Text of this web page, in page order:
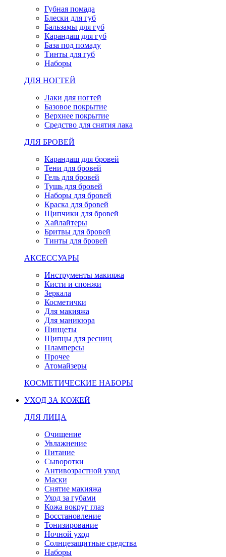
Губная помада
Блески для губ
Бальзамы для губ
Карандаш для губ
База под помаду
Тинты для губ
Наборы
ДЛЯ НОГТЕЙ
Лаки для ногтей
Базовое покрытие
Верхнее покрытие
Средство для снятия лака
ДЛЯ БРОВЕЙ
Карандаш для бровей
Тени для бровей
Гель для бровей
Тушь для бровей
Наборы для бровей
Краска для бровей
Щипчики для бровей
Хайлайтеры
Бритвы для бровей
Тинты для бровей
АКСЕССУАРЫ
Инструменты макияжа
Кисти и спонжи
Зеркала
Косметички
Для макияжа
Для маникюра
Пинцеты
Щипцы для ресниц
Пламперсы
Прочее
Атомайзеры
КОСМЕТИЧЕСКИЕ НАБОРЫ
УХОД ЗА КОЖЕЙ
ДЛЯ ЛИЦА
Очищение
Увлажнение
Питание
Сыворотки
Антивозрастной уход
Маски
Снятие макияжа
Уход за губами
Кожа вокруг глаз
Восстановление
Тонизирование
Ночной уход
Солнцезащитные средства
Наборы